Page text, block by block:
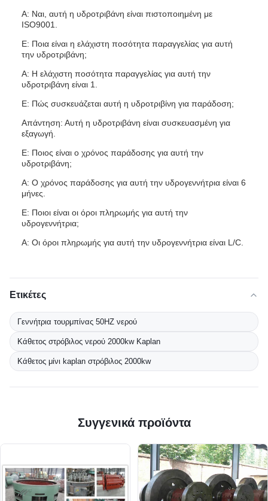
Α: Ναι, αυτή η υδροτριβάνη είναι πιστοποιημένη με
ISO9001.
Ε: Ποια είναι η ελάχιστη ποσότητα παραγγελίας για αυτή
την υδροτριβάνη;
Α: Η ελάχιστη ποσότητα παραγγελίας για αυτή την
υδροτριβάνη είναι 1.
Ε: Πώς συσκευάζεται αυτή η υδροτριβίνη για παράδοση;
Απάντηση: Αυτή η υδροτριβάνη είναι συσκευασμένη για
εξαγωγή.
Ε: Ποιος είναι ο χρόνος παράδοσης για αυτή την
υδροτριβάνη;
Α: Ο χρόνος παράδοσης για αυτή την υδρογεννήτρια είναι 6
μήνες.
Ε: Ποιοι είναι οι όροι πληρωμής για αυτή την
υδρογεννήτρια;
Α: Οι όροι πληρωμής για αυτή την υδρογεννήτρια είναι L/C.
Ετικέτες
Γεννήτρια τουρμπίνας 50HZ νερού
Κάθετος στρόβιλος νερού 2000kw Kaplan
Κάθετος μίνι kaplan στρόβιλος 2000kw
Συγγενικά προϊόντα